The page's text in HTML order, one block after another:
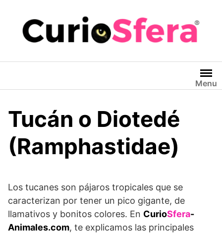
contenido
Menu
Tucán o Diotedé
(Ramphastidae)
Los tucanes son pájaros tropicales que se
caracterizan por tener un pico gigante, de
llamativos y bonitos colores. En CurioSfera-
Animales.com, te explicamos las principales